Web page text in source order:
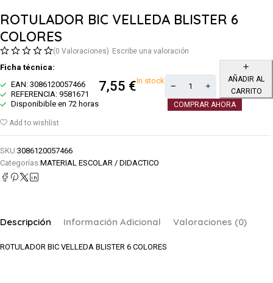
ROTULADOR BIC VELLEDA BLISTER 6
COLORES
(0 Valoraciones) Escribe una valoración
Ficha técnica:
EAN: 3086120057466
REFERENCIA: 9581671
Disponibible en 72 horas
7,55 €In stock
AÑADIR AL
CARRITO
COMPRAR AHORA
Add to wishlist
SKU:3086120057466
Categorías:MATERIAL ESCOLAR / DIDACTICO
Descripción Información Adicional Valoraciones (0)
ROTULADOR BIC VELLEDA BLISTER 6 COLORES